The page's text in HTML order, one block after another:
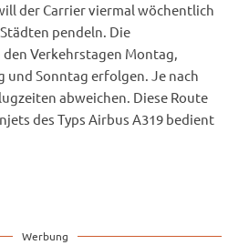
der Carrier viermal wöchentlich
pendeln. Die
Verkehrstagen Montag,
und Sonntag erfolgen. Je nach
abweichen. Diese Route
des Typs Airbus A319 bedient
Werbung